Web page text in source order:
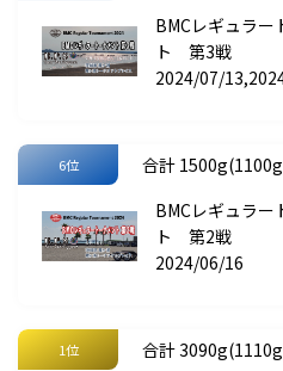
BMCレギュラー
ト 第3戦
2024/07/
6位
合計
BMCレギュラー
ト 第2戦
2024/06/16
1位 合計